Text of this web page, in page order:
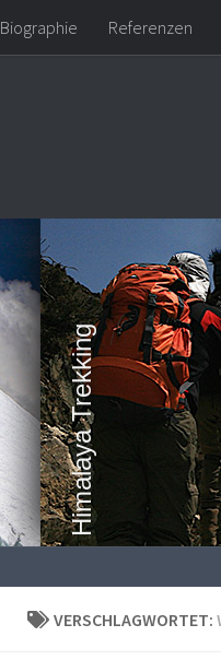
Biographie Referenzen
Himalaya Trekking
VERSCHLAGWORTET: